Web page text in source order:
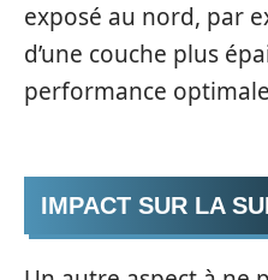
exposé au nord, par
d’une couche plus
performance
IMPACT SUR LA